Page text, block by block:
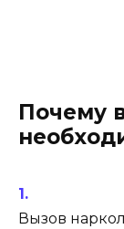
Почему
Вызов